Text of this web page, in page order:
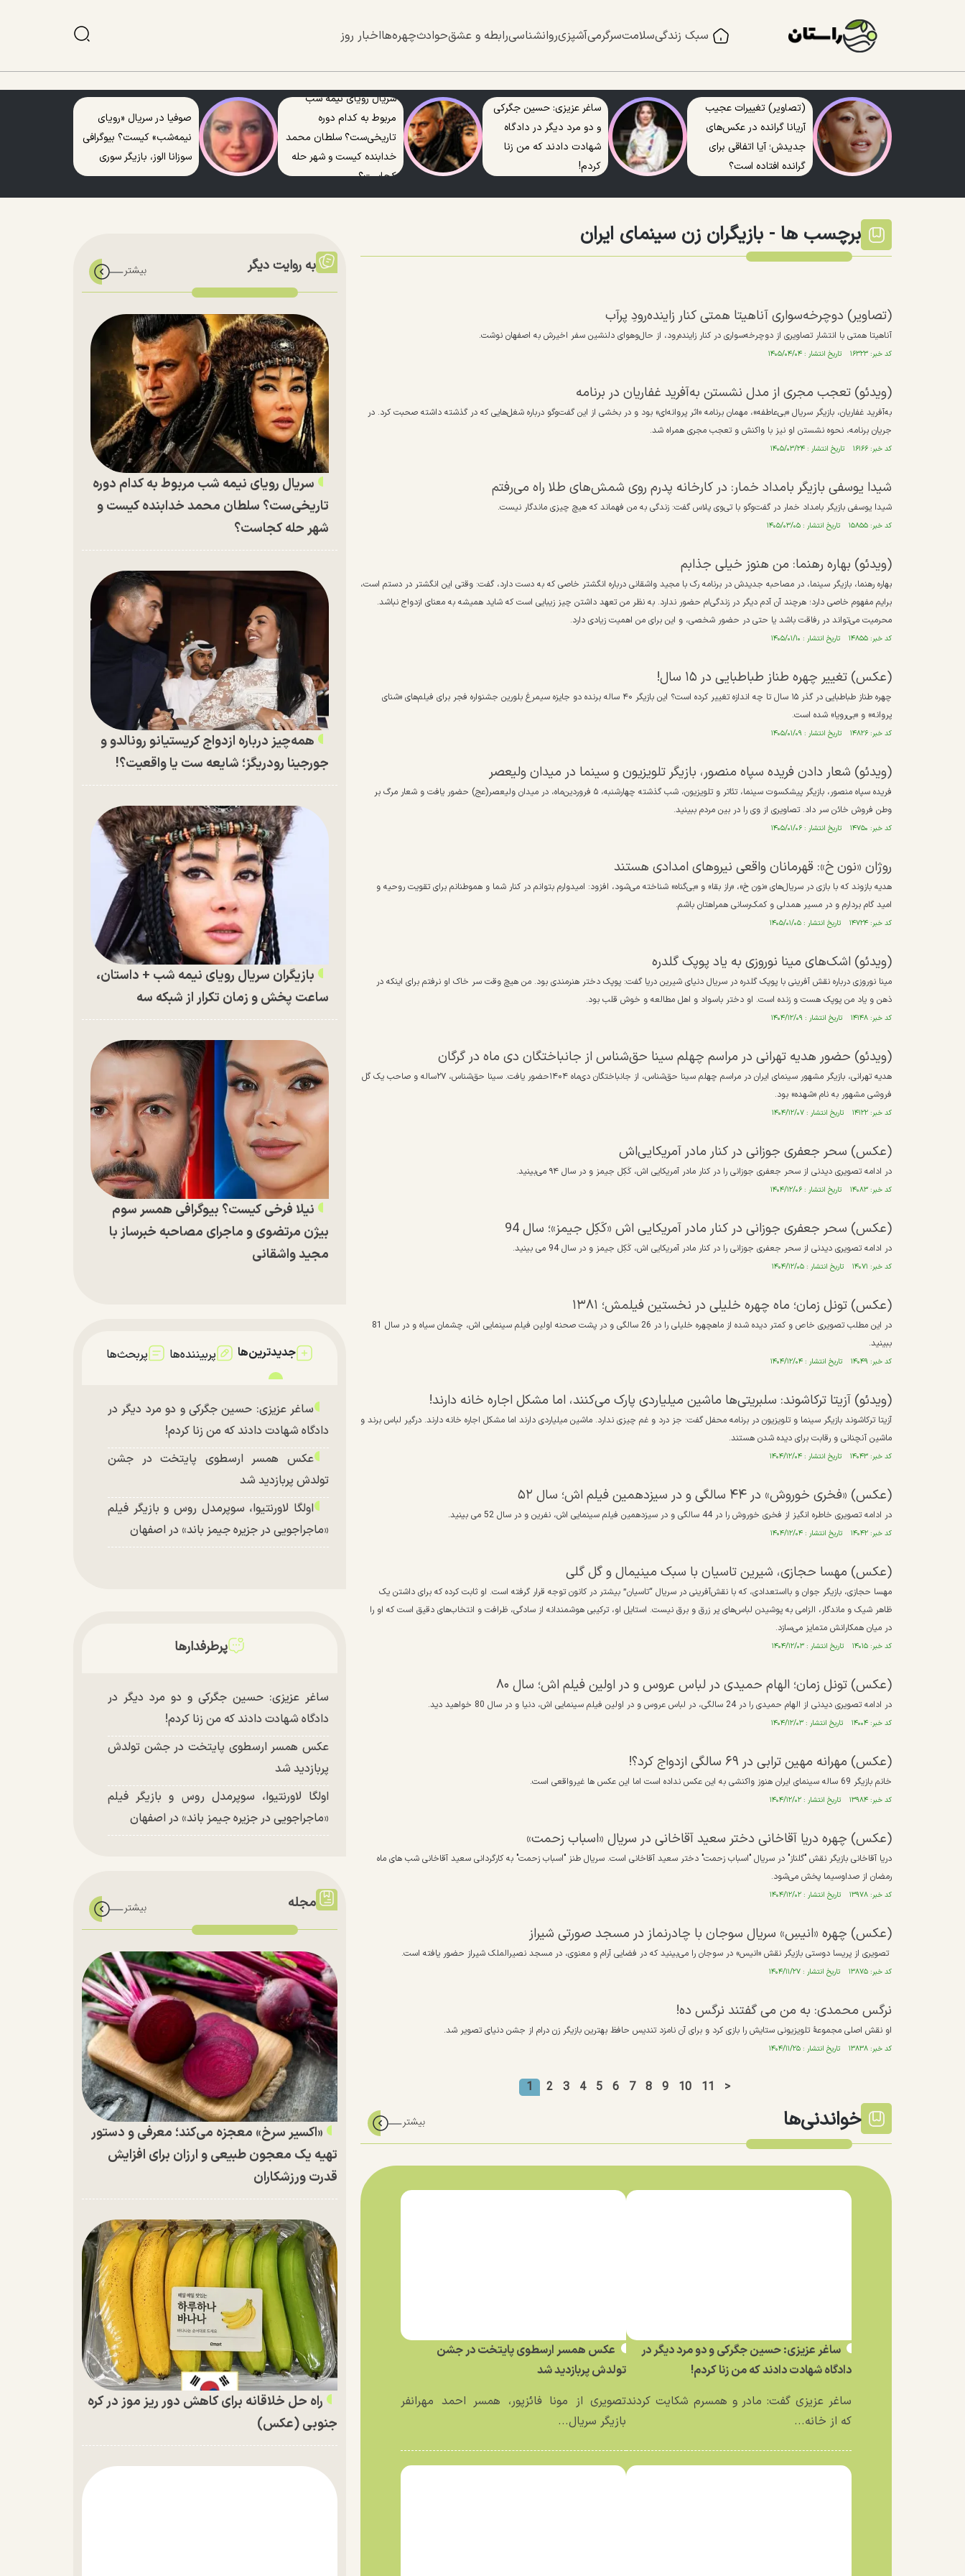
سبک زندگیسلامتسرگرمیآشپزیروانشناسیرابطه و عشقحوادثچهره‌هااخبار روز
(تصاویر) تغییرات عجیب
آریانا گرانده در عکس‌های
جدیدش؛ آیا اتفاقی برای
گرانده افتاده است؟
ساغر عزیزی: حسین جگرکی
و دو مرد دیگر در دادگاه
شهادت دادند که من زنا
کردم!
سریال رویای نیمه شب
مربوط به کدام دوره
تاریخی‌ست؟ سلطان محمد
خدابنده کیست و شهر حله
کجاست؟
صوفیا در سریال «رویای
نیمه‌شب» کیست؟ بیوگرافی
سوزانا الوز، بازیگر سوری
برچسب ها - بازیگران زن سینمای ایران
(تصاویر) دوچرخه‌سواری آناهیتا همتی کنار زاینده‌رودِ پرآب
آناهیتا همتی با انتشار تصاویری از دوچرخه‌سواری در کنار زاینده‌رود، از حال‌وهوای دلنشین سفر اخیرش به اصفهان نوشت.
کد خبر: ۱۶۳۲۳ تاریخ انتشار : ۱۴۰۵/۰۴/۰۴
(ویدئو) تعجب مجری از مدل نشستن به‌آفرید غفاریان در برنامه
به‌آفرید غفاریان، بازیگر سریال «بی‌عاطفه»، مهمان برنامه «اثر پروانه‌ای» بود و در بخشی از این گفت‌و‌گو درباره شغل‌هایی که در گذشته داشته صحبت کرد. در
جریان برنامه، نحوه نشستن او نیز با واکنش و تعجب مجری همراه شد.
کد خبر: ۱۶۱۶۶ تاریخ انتشار : ۱۴۰۵/۰۳/۲۴
شیدا یوسفی بازیگر بامداد خمار: در کارخانه پدرم روی شمش‌های طلا راه می‌رفتم
شیدا یوسفی بازیگر بامداد خمار در گفت‌و‌گو با تی‌وی پلاس گفت: زندگی به من فهماند که هیچ چیزی ماندگار نیست.
کد خبر: ۱۵۸۵۵ تاریخ انتشار : ۱۴۰۵/۰۳/۰۵
(ویدئو) بهاره رهنما: من هنوز خیلی جذابم
بهاره رهنما، بازیگر سینما، در مصاحبه جدیدش در برنامه رک با مجید واشقانی درباره انگشتر خاصی که به دست دارد، گفت: وقتی این انگشتر در دستم است،
برایم مفهوم خاصی دارد؛ هرچند آن آدم دیگر در زندگی‌ام حضور ندارد. به نظر من تعهد داشتن چیز زیبایی است که شاید همیشه به معنای ازدواج نباشد.
محرمیت می‌تواند در رفاقت باشد یا حتی در حضور شخصی، و این برای من اهمیت زیادی دارد.
کد خبر: ۱۴۸۵۵ تاریخ انتشار : ۱۴۰۵/۰۱/۱۰
(عکس) تغییر چهره طناز طباطبایی در ۱۵ سال!
چهره طناز طباطبایی در گذر ۱۵ سال تا چه اندازه تغییر کرده است؟ این بازیگر ۴۰ ساله برنده دو جایزه سیمرغ بلورین جشنواره فجر برای فیلم‌های «شنای
پروانه» و «بی‌رویا» شده است.
کد خبر: ۱۴۸۲۶ تاریخ انتشار : ۱۴۰۵/۰۱/۰۹
(ویدئو) شعار دادن فریده سپاه منصور، بازیگر تلویزیون و سینما در میدان ولیعصر
فریده سپاه منصور، بازیگر پیشکسوت سینما، تئاتر و تلویزیون، شب گذشته چهارشنبه، ۵ فروردین‌ماه، در میدان ولیعصر(عج) حضور یافت و شعار مرگ بر
وطن فروش خائن سر داد. تصاویری از وی را در بین مردم ببینید.
کد خبر: ۱۴۷۵۰ تاریخ انتشار : ۱۴۰۵/۰۱/۰۶
روژان «نون خ»: قهرمانان واقعی نیروهای امدادی هستند
هدیه بازوند که با بازی در سریال‌های «نون خ»، «راز بقا» و «بی‌گناه» شناخته می‌شود، افزود: امیدوارم بتوانم در کنار شما و هموطنانم برای تقویت روحیه و
امید گام بردارم و در مسیر همدلی و کمک‌رسانی همراهتان باشم.
کد خبر: ۱۴۷۲۴ تاریخ انتشار : ۱۴۰۵/۰۱/۰۵
(ویدئو) اشک‌های مینا نوروزی به یاد پوپک گلدره
مینا نوروزی درباره نقش آفرینی با پوپک گلدره در سریال دنیای شیرین دریا گفت: پوپک دختر هنرمندی بود. من هیچ وقت سر خاک او نرفتم برای اینکه در
ذهن و یاد من پوپک هست و زنده است. او دختر باسواد و اهل مطالعه و خوش قلب بود.
کد خبر: ۱۴۱۴۸ تاریخ انتشار : ۱۴۰۴/۱۲/۰۹
(ویدئو) حضور هدیه تهرانی در مراسم چهلم سینا حق‌شناس از جانباختگان دی ماه در گرگان
هدیه تهرانی، بازیگر مشهور سینمای ایران در مراسم چهلم سینا حق‌شناس، از جانباختگان دی‌ماه ۱۴۰۴حضور یافت. سینا حق‌شناس، ۲۷ساله و صاحب یک گل
فروشی مشهور به نام «شهده» بود.
کد خبر: ۱۴۱۲۲ تاریخ انتشار : ۱۴۰۴/۱۲/۰۷
(عکس) سحر جعفری جوزانی در کنار مادر آمریکایی‌اش
در ادامه تصویری دیدنی از سحر جعفری جوزانی را در کنار مادر آمریکایی اش، کَکِل جیمز و در سال ۹۴ می‌بینید.
کد خبر: ۱۴۰۸۳ تاریخ انتشار : ۱۴۰۴/۱۲/۰۶
(عکس) سحر جعفری جوزانی در کنار مادر آمریکایی اش «کَکِل جیمز»؛ سال 94
در ادامه تصویری دیدنی از سحر جعفری جوزانی را در کنار مادر آمریکایی اش، کَکِل جیمز و در سال 94 می بینید.
کد خبر: ۱۴۰۷۱ تاریخ انتشار : ۱۴۰۴/۱۲/۰۵
(عکس) تونل زمان؛ ماه چهره خلیلی در نخستین فیلمش؛ ۱۳۸۱
در این مطلب تصویری خاص و کمتر دیده شده از ماهچهره خلیلی را در 26 سالگی و در پشت صحنه اولین فیلم سینمایی اش، چشمان سیاه و در سال 81
ببینید.
کد خبر: ۱۴۰۴۹ تاریخ انتشار : ۱۴۰۴/۱۲/۰۴
(ویدئو) آزیتا ترکاشوند: سلبریتی‌ها ماشین میلیاردی پارک می‌کنند، اما مشکل اجاره خانه دارند!
آزیتا ترکاشوند بازیگر سینما و تلویزیون در برنامه محفل گفت: جز درد و غم چیزی ندارد. ماشین میلیاردی دارند اما مشکل اجاره خانه دارند. درگیر لباس برند و
ماشین آنچنانی و رقابت برای دیده شدن هستند.
کد خبر: ۱۴۰۴۳ تاریخ انتشار : ۱۴۰۴/۱۲/۰۴
(عکس) «فخری خوروش» در ۴۴ سالگی و در سیزدهمین فیلم اش؛ سال ۵۲
در ادامه تصویری خاطره انگیز از فخری خوروش را در 44 سالگی و در سیزدهمین فیلم سینمایی اش، نفرین و در سال 52 می بینید.
کد خبر: ۱۴۰۴۲ تاریخ انتشار : ۱۴۰۴/۱۲/۰۴
(عکس) مهسا حجازی، شیرین تاسیان با سبک مینیمال و گل گلی
مهسا حجازی، بازیگر جوان و بااستعدادی، که با نقش‌آفرینی در سریال‌ “تاسیان” بیشتر در کانون توجه قرار گرفته است. او ثابت کرده که برای داشتن یک
ظاهر شیک و ماندگار، الزامی به پوشیدن لباس‌های پر زرق و برق نیست. استایل او، ترکیبی هوشمندانه از سادگی، ظرافت و انتخاب‌های دقیق است که او را
در میان همکارانش متمایز می‌سازد.
کد خبر: ۱۴۰۱۵ تاریخ انتشار : ۱۴۰۴/۱۲/۰۳
(عکس) تونل زمان؛ الهام حمیدی در لباس عروس و در اولین فیلم اش؛ سال ۸۰
در ادامه تصویری دیدنی از الهام حمیدی را در 24 سالگی، در لباس عروس و در اولین فیلم سینمایی اش، دنیا و در سال 80 خواهید دید.
کد خبر: ۱۴۰۰۴ تاریخ انتشار : ۱۴۰۴/۱۲/۰۳
(عکس) مهرانه مهین ترابی در ۶۹ سالگی ازدواج کرد؟!
خانم بازیگر 69 ساله سینمای ایران هنوز واکنشی به این عکس نداده است اما این عکس ها غیرواقعی است.
کد خبر: ۱۳۹۸۴ تاریخ انتشار : ۱۴۰۴/۱۲/۰۲
(عکس) چهره دریا آقاخانی دختر سعید آقاخانی در سریال «اسباب زحمت»
دریا آقاخانی بازیگر نقش "گلناز" در سریال "اسباب زحمت" دختر سعید آقاخانی است. سریال طنز "اسباب زحمت" به کارگردانی سعید آقاخانی شب های ماه
رمضان از صداوسیما پخش می‌شود.
کد خبر: ۱۳۹۷۸ تاریخ انتشار : ۱۴۰۴/۱۲/۰۲
(عکس) چهره «انیسِ» سریال سوجان با چادرنماز در مسجد صورتی شیراز
تصویری از پریسا دوستی بازیگر نقش «انیس» در سوجان را می‌بینید که در فضایی آرام و معنوی، در مسجد نصیرالملک شیراز حضور یافته است.
کد خبر: ۱۳۸۷۵ تاریخ انتشار : ۱۴۰۴/۱۱/۲۷
نرگس محمدی: به من می گفتند نرگس ده!
او نقش اصلی مجموعهٔ تلویزیونی ستایش را بازی کرد و برای آن نامزد تندیس حافظ بهترین بازیگر زن درام از جشن دنیای تصویر شد.
کد خبر: ۱۳۸۳۸ تاریخ انتشار : ۱۴۰۴/۱۱/۲۵
1 2 3 4 5 6 7 8 9 10 11 >
خواندنی‌ها
ساغر عزیزی: حسین جگرکی و دو مرد دیگر در
دادگاه شهادت دادند که من زنا کردم!
ساغر عزیزی گفت: مادر و همسرم شکایت کردند
که از خانه...
عکس همسر ارسطوی پایتخت در جشن
تولدش پربازدید شد
تصویری از مونا فائزپور، همسر احمد مهرانفر
بازیگر سریال...
به روایت دیگر
سریال رویای نیمه شب مربوط به کدام دوره
تاریخی‌ست؟ سلطان محمد خدابنده کیست و
شهر حله کجاست؟
همه‌چیز درباره ازدواج کریستیانو رونالدو و
جورجینا رودریگز؛ شایعه ست یا واقعیت؟!
بازیگران سریال رویای نیمه شب + داستان،
ساعت پخش و زمان تکرار از شبکه سه
نیلا فرخی کیست؟ بیوگرافی همسر سوم
بیژن مرتضوی و ماجرای مصاحبه خبرساز با
مجید واشقانی
جدیدترین‌ها پربیننده‌ها پربحث‌ها
ساغر عزیزی: حسین جگرکی و دو مرد دیگر در
دادگاه شهادت دادند که من زنا کردم!
عکس همسر ارسطوی پایتخت در جشن
تولدش پربازدید شد
اولگا لاورنتیوا، سوپرمدل روس و بازیگر فیلم
«ماجراجویی در جزیره جیمز باند» در اصفهان
پرطرفدارها
ساغر عزیزی: حسین جگرکی و دو مرد دیگر در
دادگاه شهادت دادند که من زنا کردم!
عکس همسر ارسطوی پایتخت در جشن تولدش
پربازدید شد
اولگا لاورنتیوا، سوپرمدل روس و بازیگر فیلم
«ماجراجویی در جزیره جیمز باند» در اصفهان
مجله
«اکسیر سرخ» معجزه می‌کند؛ معرفی و دستور
تهیه یک معجون طبیعی و ارزان برای افزایش
قدرت ورزشکاران
راه حل خلاقانه برای کاهش دور ریز موز در کره
جنوبی (عکس)